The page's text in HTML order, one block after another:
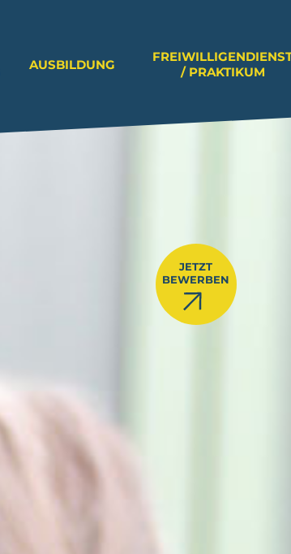
AUSBILDUNG
/ PRAKTIKUM
JETZT
BEWERBEN